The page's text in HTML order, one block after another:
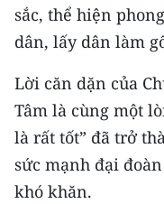
Đông Nam Bộ
Đồng bằng sông
Chuyên trang Hà
Chuyên trang TP.
CHUYÊN ĐỀ
sắc, thể hiện
dân, lấy dân làm
Lời căn dặn của
Tâm là cùng một
là rất tốt” đã trở
sức mạnh đại
khó khăn.